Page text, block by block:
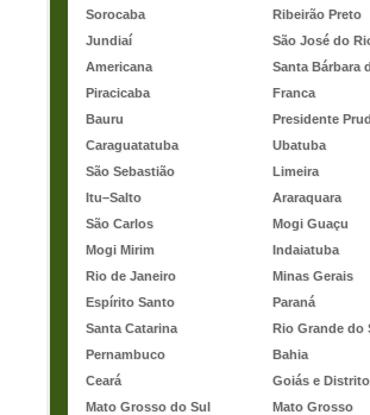
Sorocaba
Ribeirão Preto
Jundiaí
São José do
Americana
Santa Bárbara
Piracicaba
Franca
Bauru
Presidente
Caraguatatuba
Ubatuba
São Sebastião
Limeira
Itu–Salto
Araraquara
São Carlos
Mogi Guaçu
Mogi Mirim
Indaiatuba
Rio de Janeiro
Minas Gerais
Espírito Santo
Paraná
Santa Catarina
Rio Grande do
Pernambuco
Bahia
Ceará
Goiás e
Mato Grosso do Sul
Mato Grosso